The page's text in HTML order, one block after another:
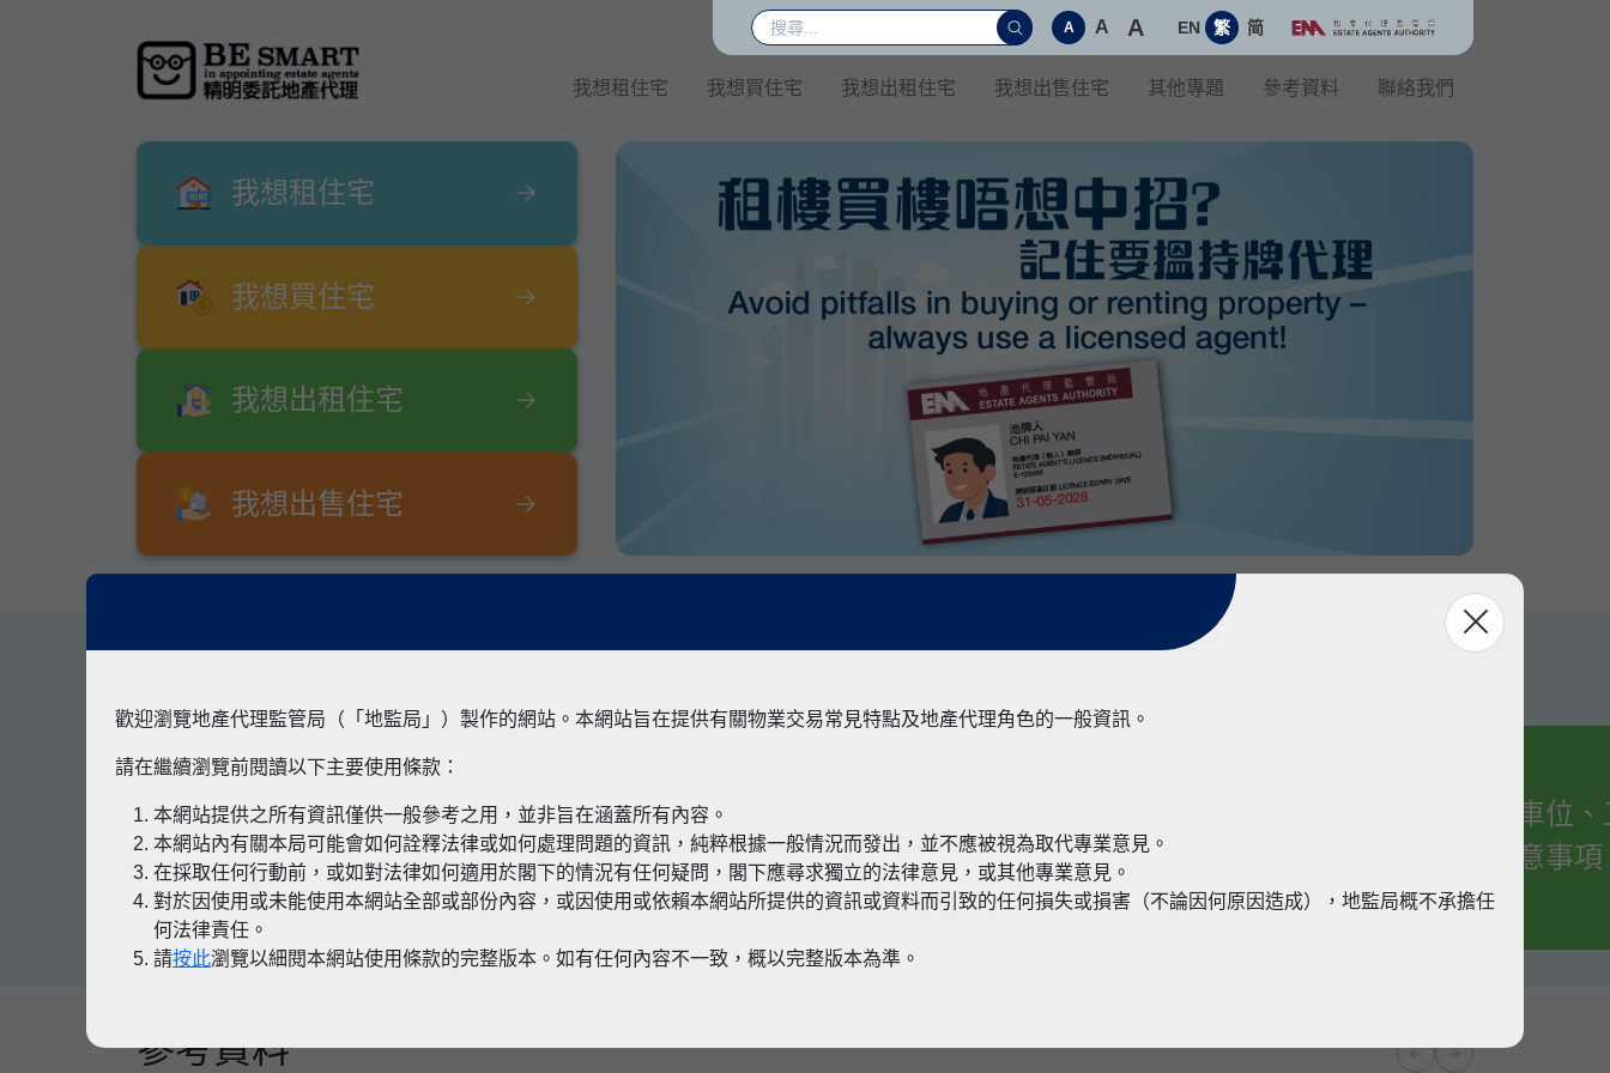
A A A EN 繁 简
我想租住宅 我想買住宅 我想出租住宅 我想出售住宅 其他專題 參考資料 聯絡我們
我想租住宅
我想買住宅
我想出租住宅
我想出售住宅
有關凶宅 有關境外物業
有關車位
的注意事項
參考資料
歡迎瀏覽地產代理監管局（「地監局」）製作的網站。本網站旨在提供有關物業交易常見特點及地產代理角色的一般資訊。
請在繼續瀏覽前閱讀以下主要使用條款：
本網站提供之所有資訊僅供一般參考之用，並非旨在涵蓋所有內容。
本網站內有關本局可能會如何詮釋法律或如何處理問題的資訊，純粹根據一般情況而發出，並不應被視為取代專業意見。
在採取任何行動前，或如對法律如何適用於閣下的情況有任何疑問，閣下應尋求獨立的法律意見，或其他專業意見。
對於因使用或未能使用本網站全部或部份內容，或因使用或依賴本網站所提供的資訊或資料而引致的任何損失或損害（不論因何原因造成），地監局概不承擔任
何法律責任。
請按此瀏覽以細閱本網站使用條款的完整版本。如有任何內容不一致，概以完整版本為準。